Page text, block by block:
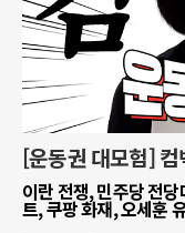
[운동권 대모험]
이란 전쟁, 민주당 전
트, 쿠팡 화재, 오세훈